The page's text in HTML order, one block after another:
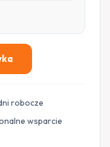
robocze
wsparcie